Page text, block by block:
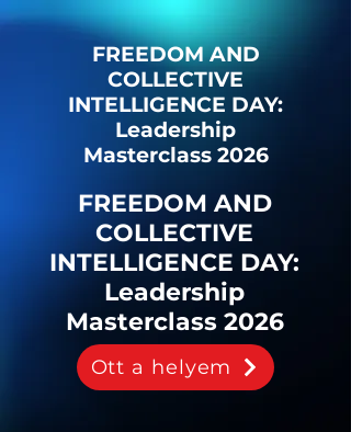
FREEDOM AND
COLLECTIVE
INTELLIGENCE DAY:
Leadership
Masterclass 2026
FREEDOM AND
COLLECTIVE
INTELLIGENCE DAY:
Leadership
Masterclass 2026
Ott a helyem